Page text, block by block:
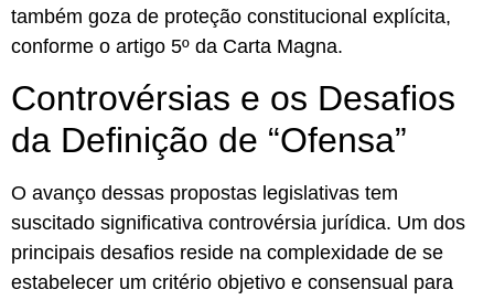
também goza de proteção constitucional explícita,
conforme o artigo 5º da Carta Magna.
Controvérsias e os Desafios
da Definição de “Ofensa”
O avanço dessas propostas legislativas tem
suscitado significativa controvérsia jurídica. Um dos
principais desafios reside na complexidade de se
estabelecer um critério objetivo e consensual para